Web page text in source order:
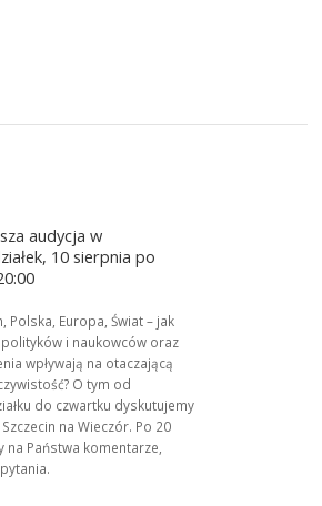
audycja w
10 sierpnia po
Polska, Europa, Świat – jak
i naukowców oraz
wpływają na otaczającą
O tym od
do czwartku dyskutujemy
na Wieczór. Po 20
na Państwa komentarze,